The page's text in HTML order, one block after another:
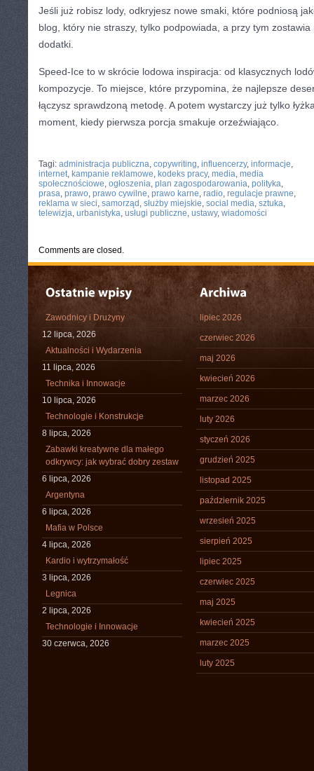
Jeśli już robisz lody, odkryjesz nowe smaki, które podniosą
blog, który nie straszy, tylko podpowiada, a przy tym zostawia
dodatki.
Speed-Ice to w skrócie lodowa inspiracja: od klasycznych
kompozycje. To miejsce, które przypomina, że najlepsze
łączysz sprawdzoną metodę. A potem wystarczy już tylko
moment, kiedy pierwsza porcja smakuje orzeźwiająco.
Tagi: administracja publiczna, copywriting, influencerzy, informacje,
internet, kampanie reklamowe, kodeks pracy, media, media
społecznościowe, ogłoszenia, plan zagospodarowania, polityka,
prasa, prawo, prawo cywilne, prawo karne, radio, regulacje prawne,
reklama w sieci, samorząd , służby miejskie, social media, sztuka,
telewizja, urbanistyka, usługi publiczne, ustawy, wiadomości
Comments are closed.
Zawodnicy i Drużyny
12 lipca, 2026
Aktualności i Wydarzenia
11 lipca, 2026
Technika i Innowacje
10 lipca, 2026
Technologie i Konstrukcje
8 lipca, 2026
Zabawki kreatywne dla małego
odkrywcy: jak wybrać dobry zestaw
6 lipca, 2026
Argentyna
6 lipca, 2026
Mafia w Polsce
4 lipca, 2026
Kardio i wytrzymałość
3 lipca, 2026
Legnica
2 lipca, 2026
Technologie i Innowacje
30 czerwca, 2026
lipiec 2026
czerwiec 2026
maj 2026
kwiecień 2026
marzec 2026
luty 2026
styczeń 2026
grudzień 2025
listopad 2025
październik 2025
wrzesień 2025
sierpień 2025
lipiec 2025
czerwiec 2025
maj 2025
kwiecień 2025
marzec 2025
luty 2025